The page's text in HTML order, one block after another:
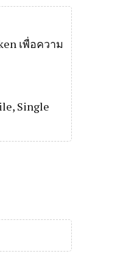
เพื่อความ
Single